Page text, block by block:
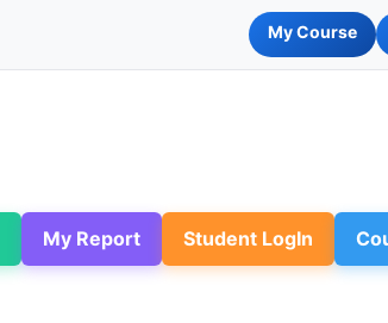
My Course
My Report Student LogIn